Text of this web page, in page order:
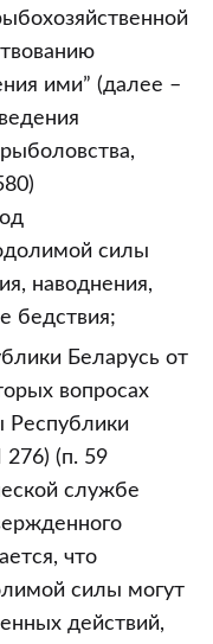
ими” (далее –
силы
наводнения,
бедствия;
Беларусь от
вопросах
Республики
276) (п. 59
службе
что
силы могут
действий,